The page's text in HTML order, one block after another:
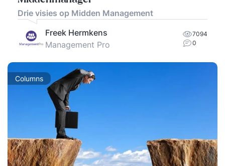
Drie visies op Midden Management
Freek Hermkens
Management Pro
7094
0
Columns